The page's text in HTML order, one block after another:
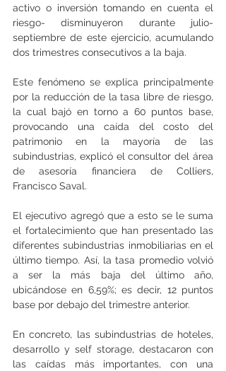
activo o inversión tomando en cuenta el
riesgo- disminuyeron durante julio-
septiembre de este ejercicio, acumulando
dos trimestres consecutivos a la baja.
Este fenómeno se explica principalmente
por la reducción de la tasa libre de riesgo,
la cual bajó en torno a 60 puntos base,
provocando una caída del costo del
patrimonio en la mayoría de las
subindustrias, explicó el consultor del área
de asesoría financiera de Colliers,
Francisco Saval.
El ejecutivo agregó que a esto se le suma
el fortalecimiento que han presentado las
diferentes subindustrias inmobiliarias en el
último tiempo. Así, la tasa promedio volvió
a ser la más baja del último año,
ubicándose en 6,59%; es decir, 12 puntos
base por debajo del trimestre anterior.
En concreto, las subindustrias de hoteles,
desarrollo y self storage, destacaron con
las caídas más importantes, con una